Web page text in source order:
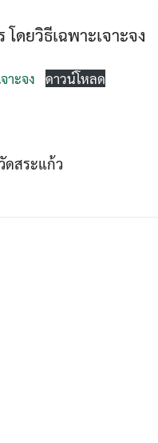
Search
ดยวิธีเฉพาะเจาะจง
าะจง ดาวน์โหลด
ดสระแก้ว